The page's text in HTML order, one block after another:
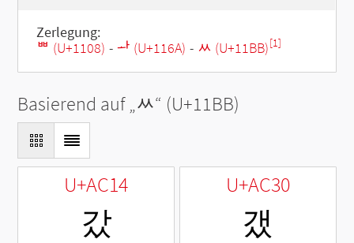
Zerlegung:
ᄈ (U+1108) - ᅪ (U+116A) - ᆻ (U+11BB)[1]
Basierend auf „ᆻ“ (U+11BB)
U+AC14
갔
U+AC30
갰